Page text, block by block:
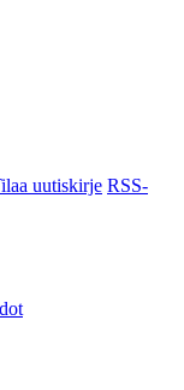
uutiskirje RSS-